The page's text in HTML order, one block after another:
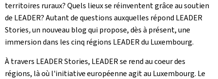
territoires ruraux? Quels lieux se réinventent grâce au soutien
de LEADER? Autant de questions auxquelles répond LEADER
Stories,un nouveau blog qui propose, dès à présent, une
immersion dans les cinq régions LEADERdu Luxembourg.
À travers LEADER Stories, LEADERse rend au coeur des
régions, là où l'initiative européenne agit au Luxembourg. Le